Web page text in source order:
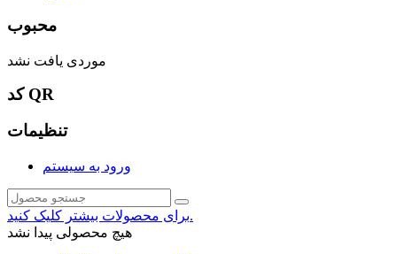
محبوب
موردی یافت نشد
کد QR
تنظیمات
ورود به سیستم
برای محصولات بیشتر کلیک کنید.
هیچ محصولی پیدا نشد